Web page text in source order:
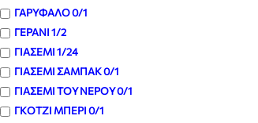
ΓΑΡΥΦΑΛΟ0/1
ΓΕΡΑΝΙ1/2
ΓΙΑΣΕΜΙ1/24
ΓΙΑΣΕΜΙ ΣΑΜΠΑΚ0/1
ΓΙΑΣΕΜΙ ΤΟΥ ΝΕΡΟΥ0/1
ΓΚΟΤΖΙ ΜΠΕΡΙ0/1